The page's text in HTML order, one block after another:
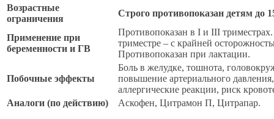
Возрастные
ограничения
Строго противопоказан детям до
Применение при
беременности и ГВ
Противопоказан в I и III
триместре – с крайней
Противопоказан при лактации.
Побочные эффекты
Боль в желудке, тошнота,
повышение артериального давления,
аллергические реакции, риск
Аналоги (по действию)
Аскофен, Цитрамон П, Цитрапар.